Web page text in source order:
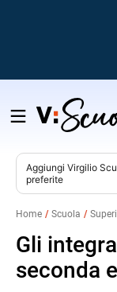
Salta
contenuto
Aggiungi Virgilio
preferite
Home Scuola
Gli
seconda